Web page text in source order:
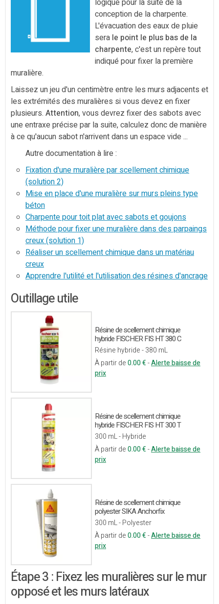
logique pour la suite de la
conception de la charpente.
L'évacuation des eaux de pluie
sera le point le plus bas de la
charpente, c'est un repère tout
indiqué pour fixer la première
muralière.
Laissez un jeu d'un centimètre entre les murs adjacents et
les extrémités des muralières si vous devez en fixer
plusieurs. Attention, vous devrez fixer des sabots avec
une entraxe précise par la suite, calculez donc de manière
à ce qu'aucun sabot n'arrivent dans un espace vide ...
Autre documentation à lire :
Fixation d'une muralière par scellement chimique
(solution 2)
Mise en place d'une muralière sur murs pleins type
béton
Charpente pour toit plat avec sabots et goujons
Méthode pour fixer une muralière dans des parpaings
creux (solution 1)
Réaliser un scellement chimique dans un matériau
creux
Apprendre l'utilité et l'utilisation des résines d'ancrage
Outillage utile
Résine de scellement chimique
hybride FISCHER FIS HT 380 C
Résine hybride - 380 mL
À partir de0.00 €-Alerte baisse de
prix
Résine de scellement chimique
hybride FISCHER FIS HT 300 T
300 mL - Hybride
À partir de0.00 €-Alerte baisse de
prix
Résine de scellement chimique
polyester SIKA Anchorfix
300 mL - Polyester
À partir de0.00 €-Alerte baisse de
prix
Étape 3 : Fixez les muralières sur le mur
opposé et les murs latéraux